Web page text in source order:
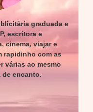
graduada e
escritora e
cinema, viajar e
rapidinho com as
várias ao mesmo
de encanto.